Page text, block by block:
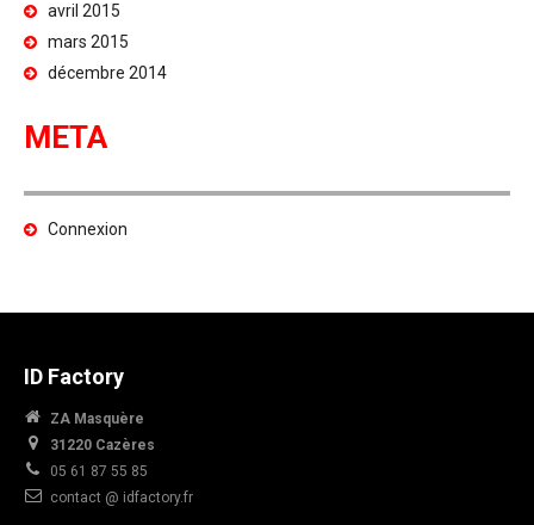
avril 2015
mars 2015
décembre 2014
META
Connexion
ID Factory
ZA Masquère
31220 Cazères
05 61 87 55 85
contact @ idfactory.fr